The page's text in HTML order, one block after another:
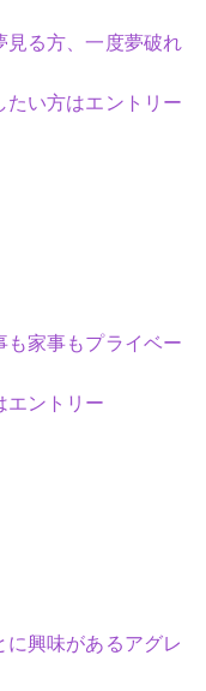
見る方、一度夢破れ
い方はエントリー
家事もプライベー
エントリー
興味があるアグレ